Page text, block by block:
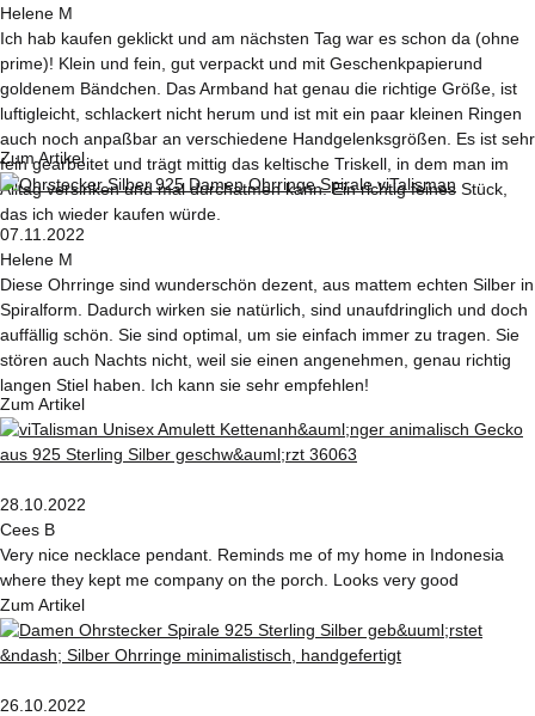
Helene M
Ich hab kaufen geklickt und am nächsten Tag war es schon da (ohne
prime)! Klein und fein, gut verpackt und mit Geschenkpapierund
goldenem Bändchen. Das Armband hat genau die richtige Größe, ist
luftigleicht, schlackert nicht herum und ist mit ein paar kleinen Ringen
auch noch anpaßbar an verschiedene Handgelenksgrößen. Es ist sehr
fein gearbeitet und trägt mittig das keltische Triskell, in dem man im
Alltag versinken und mal durchatmen kann. Ein richtig feines Stück,
das ich wieder kaufen würde.
Zum Artikel
07.11.2022
Helene M
Diese Ohrringe sind wunderschön dezent, aus mattem echten Silber in
Spiralform. Dadurch wirken sie natürlich, sind unaufdringlich und doch
auffällig schön. Sie sind optimal, um sie einfach immer zu tragen. Sie
stören auch Nachts nicht, weil sie einen angenehmen, genau richtig
langen Stiel haben. Ich kann sie sehr empfehlen!
Zum Artikel
28.10.2022
Cees B
Very nice necklace pendant. Reminds me of my home in Indonesia
where they kept me company on the porch. Looks very good
Zum Artikel
26.10.2022